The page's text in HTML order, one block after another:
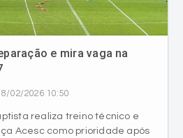
e mira vaga na
02/2026 10:50
realiza treino técnico e
Acesc como prioridade após